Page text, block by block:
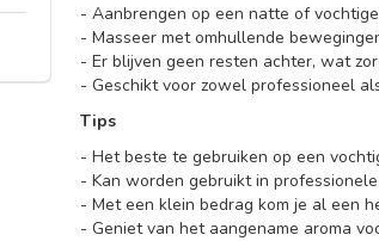
- Aanbrengen op een natte of
- Masseer met omhullende
- Er blijven geen resten achter, wat
- Geschikt voor zowel professioneel
Tips
- Het beste te gebruiken op een
- Kan worden gebruikt in
- Met een klein bedrag kom je al een
- Geniet van het aangename aroma